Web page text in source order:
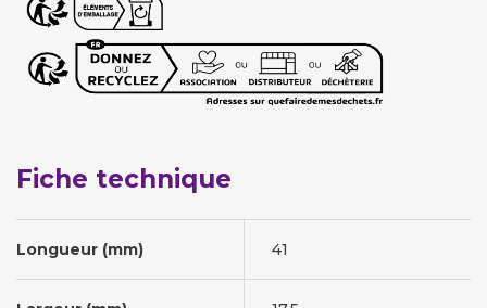
Fiche technique
Longueur (mm) 41